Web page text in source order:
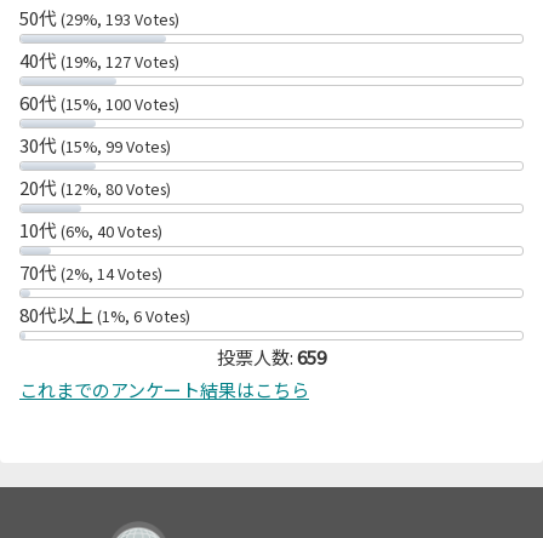
50代(29%, 193 Votes)
40代(19%, 127 Votes)
60代(15%, 100 Votes)
30代(15%, 99 Votes)
20代(12%, 80 Votes)
10代(6%, 40 Votes)
70代(2%, 14 Votes)
80代以上 (1%, 6 Votes)
投票人数:659
これまでのアンケート結果はこちら